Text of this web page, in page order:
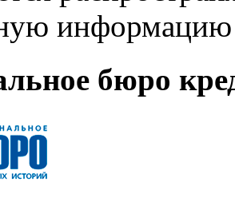
информацию
бюро